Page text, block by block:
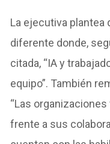
La ejecutiva plantea
diferente donde,
citada, “IA y
equipo”. También
“Las
frente a sus